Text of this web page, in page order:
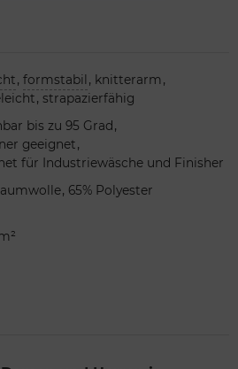
, formstabil , knitterarm,
, strapazierfähig
bis zu 95 Grad ,
geeignet,
für Industriewäsche und Finisher
, 65% Polyester